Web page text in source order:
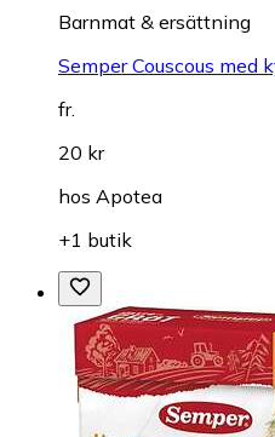
Barnmat & ersättning
Semper Couscous med
fr.
20 kr
hos Apotea
+1 butik